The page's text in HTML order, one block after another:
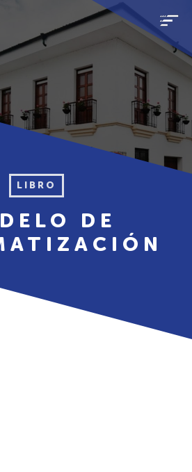
LIBRO
DE